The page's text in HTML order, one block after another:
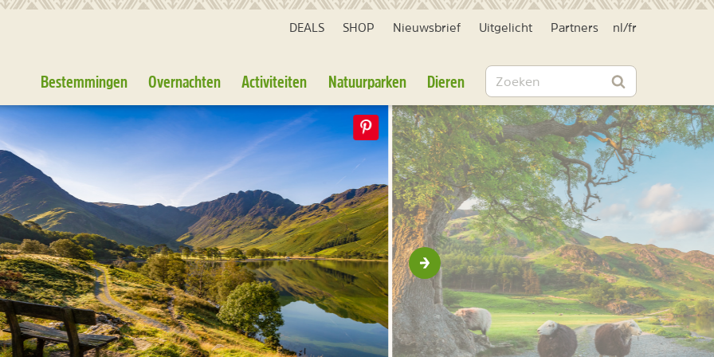
DEALS SHOP Nieuwsbrief Uitgelicht Partners nl /fr
Bestemmingen Overnachten Activiteiten Natuurparken Dieren Zoeken
Zoeken
Volgende